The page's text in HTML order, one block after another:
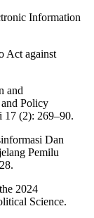
Information
Act against
and
Policy
17 (2): 269–90.
Dan
Pemilu
2024
Science.